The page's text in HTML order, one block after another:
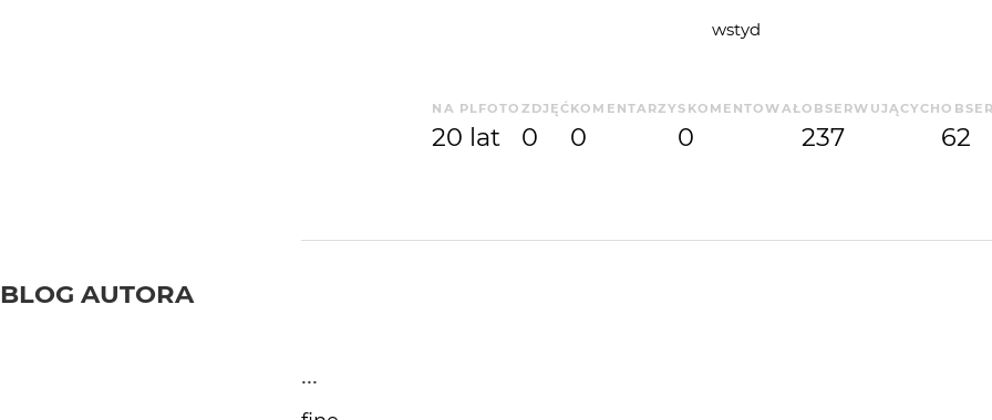
wstyd
NA PLFOTO
20 lat
ZDJĘĆ
0
KOMENTARZY
0
SKOMENTOWAŁ
0
OBSERWUJĄCYCH
237 62
BLOG AUTORA
...